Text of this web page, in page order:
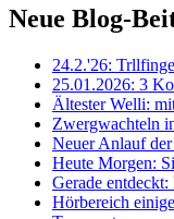
Neue Blog-
24.2.'26:
25.01.2026: 3
Ältester Welli:
Zwergwachteln
Neuer Anlauf
Heute Morgen:
Gerade
Hörbereich